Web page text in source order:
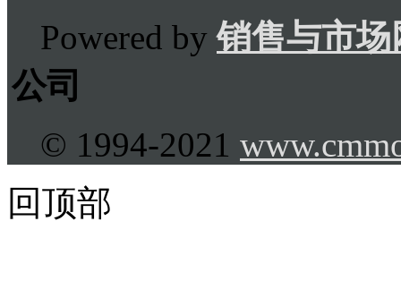
Powered by销售与市场
公司
© 1994-2021
回顶部